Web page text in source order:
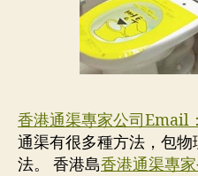
香港通渠專家公司Email：
通渠有很多種方法，包
法。 香港島香港通渠專